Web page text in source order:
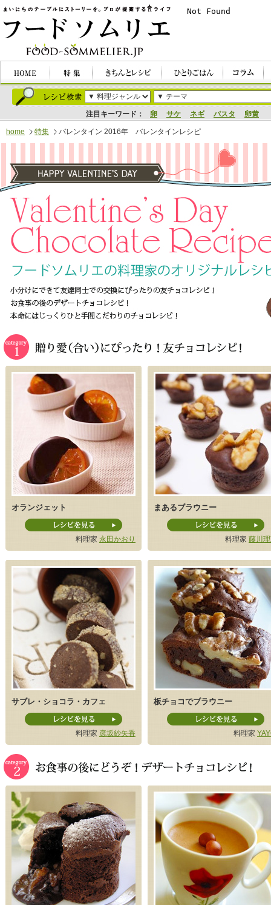
注目キーワード： 卵 サケ ネギ パスタ 卵黄
home 特集 バレンタイン 2016年 バレンタインレシピ
オランジェット
料理家 永田かおり
まあるブラウニー
料理家 藤川
サブレ・ショコラ・カフェ
料理家 彦坂紗矢香
板チョコでブラウニー
料理家